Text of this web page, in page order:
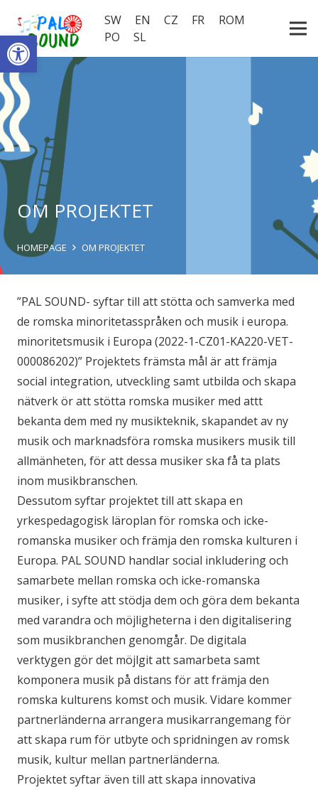
Open toolbar
SW EN CZ FR
ROM
PO
SL
OM PROJEKTET
HOMEPAGE OM PROJEKTET
”PAL SOUND- syftar till att stötta och samverka med
de romska minoritetasspråken och musik i europa.
minoritetsmusik i Europa (2022-1-CZ01-KA220-VET-
000086202)” Projektets främsta mål är att främja
social integration, utveckling samt utbilda och skapa
nätverk ör att stötta romska musiker med attt
bekanta dem med ny musikteknik, skapandet av ny
musik och marknadsföra romska musikers musik till
allmänheten, för att dessa musiker ska få ta plats
inom musikbranschen.
Dessutom syftar projektet till att skapa en
yrkespedagogisk läroplan för romska och icke-
romanska musiker och främja den romska kulturen i
Europa. PAL SOUND handlar social inkludering och
samarbete mellan romska och icke-romanska
musiker, i syfte att stödja dem och göra dem bekanta
med varandra och möjligheterna i den digitalisering
som musikbranchen genomgår. De digitala
verktygen gör det möjlgit att samarbeta samt
komponera musik på distans för att främja den
romska kulturens komst och musik. Vidare kommer
partnerländerna arrangera musikarrangemang för
att skapa rum för utbyte och spridningen av romsk
musik, kultur mellan partnerländerna.
Projektet syftar även till att skapa innovativa